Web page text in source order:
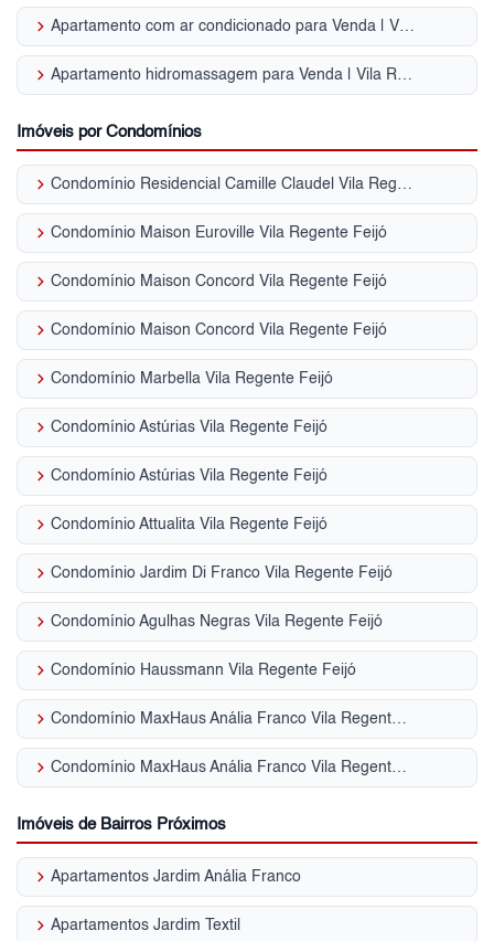
keyboard_arrow_right Apartamento com ar condicionado para Venda | Vila Regente Feijó
keyboard_arrow_right Apartamento hidromassagem para Venda | Vila Regente Feijó
Imóveis por Condomínios
keyboard_arrow_right Condomínio Residencial Camille Claudel Vila Regente Feijó
keyboard_arrow_right Condomínio Maison Euroville Vila Regente Feijó
keyboard_arrow_right Condomínio Maison Concord Vila Regente Feijó
keyboard_arrow_right Condomínio Maison Concord Vila Regente Feijó
keyboard_arrow_right Condomínio Marbella Vila Regente Feijó
keyboard_arrow_right Condomínio Astúrias Vila Regente Feijó
keyboard_arrow_right Condomínio Astúrias Vila Regente Feijó
keyboard_arrow_right Condomínio Attualita Vila Regente Feijó
keyboard_arrow_right Condomínio Jardim Di Franco Vila Regente Feijó
keyboard_arrow_right Condomínio Agulhas Negras Vila Regente Feijó
keyboard_arrow_right Condomínio Haussmann Vila Regente Feijó
keyboard_arrow_right Condomínio MaxHaus Anália Franco Vila Regente Feijó
keyboard_arrow_right Condomínio MaxHaus Anália Franco Vila Regente Feijó
Imóveis de Bairros Próximos
keyboard_arrow_right Apartamentos Jardim Anália Franco
keyboard_arrow_right Apartamentos Jardim Textil